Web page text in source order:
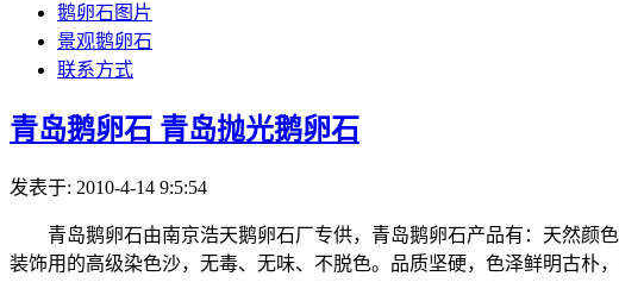
鹅卵石图片
景观鹅卵石
联系方式
青岛鹅卵石 青岛抛光鹅卵石
发表于: 2010-4-14 9:5:54
青岛鹅卵石由南京浩天鹅卵石厂专供，青岛鹅卵石产品有：天然颜色
装饰用的高级染色沙，无毒、无味、不脱色。品质坚硬，色泽鲜明古朴